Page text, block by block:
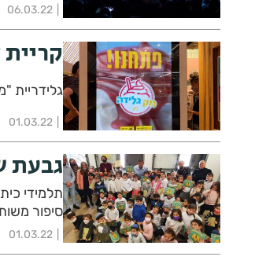
06.03.22
גלידריית
01.03.22
גבעת
סיפור
01.03.22